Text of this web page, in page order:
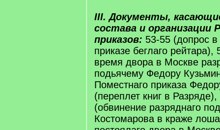
III. Документы,
состава и организации
приказов: 53-55 (допрос
приказе беглаго
время двора в Москве
подьячему Федору
Поместнаго приказа
(переплет книг в
(обвинение разряднаго
Костомарова в краже